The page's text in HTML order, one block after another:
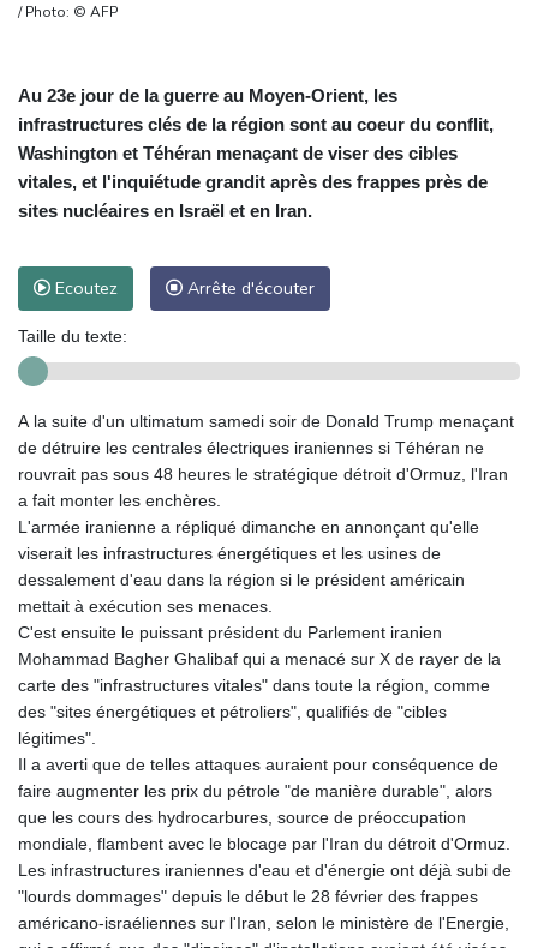
/ Photo: © AFP
Au 23e jour de la guerre au Moyen-Orient, les
infrastructures clés de la région sont au coeur du conflit,
Washington et Téhéran menaçant de viser des cibles
vitales, et l'inquiétude grandit après des frappes près de
sites nucléaires en Israël et en Iran.
Ecoutez Arrête d'écouter
Taille du texte:
A la suite d'un ultimatum samedi soir de Donald Trump menaçant
de détruire les centrales électriques iraniennes si Téhéran ne
rouvrait pas sous 48 heures le stratégique détroit d'Ormuz, l'Iran
a fait monter les enchères.
L'armée iranienne a répliqué dimanche en annonçant qu'elle
viserait les infrastructures énergétiques et les usines de
dessalement d'eau dans la région si le président américain
mettait à exécution ses menaces.
C'est ensuite le puissant président du Parlement iranien
Mohammad Bagher Ghalibaf qui a menacé sur X de rayer de la
carte des "infrastructures vitales" dans toute la région, comme
des "sites énergétiques et pétroliers", qualifiés de "cibles
légitimes".
Il a averti que de telles attaques auraient pour conséquence de
faire augmenter les prix du pétrole "de manière durable", alors
que les cours des hydrocarbures, source de préoccupation
mondiale, flambent avec le blocage par l'Iran du détroit d'Ormuz.
Les infrastructures iraniennes d'eau et d'énergie ont déjà subi de
"lourds dommages" depuis le début le 28 février des frappes
américano-israéliennes sur l'Iran, selon le ministère de l'Energie,